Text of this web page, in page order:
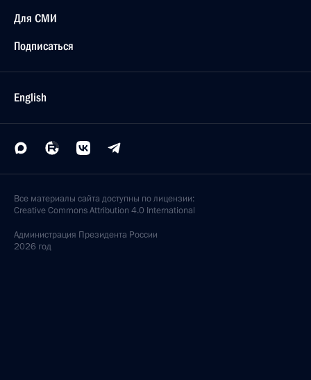
Для СМИ
Подписаться
English
Все материалы сайта доступны по лицензии:
Creative Commons Attribution 4.0 International
Администрация Президента России
2026 год